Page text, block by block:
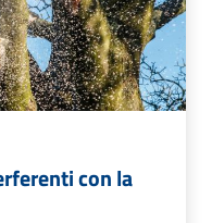
con la